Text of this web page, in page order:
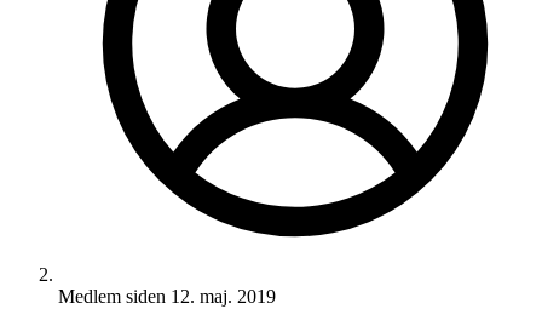
Medlem siden 12. maj. 2019